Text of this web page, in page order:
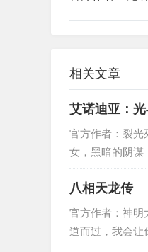
相关文章
艾诺迪亚：
官方作者：裂
女，黑暗的阴
八相天龙传
官方作者：神明
道而过，我会